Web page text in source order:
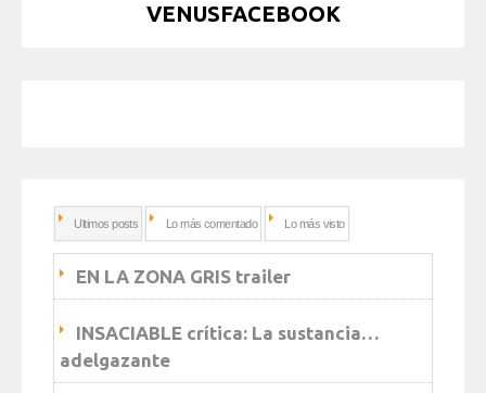
VENUSFACEBOOK
Ultimos posts Lo más comentado Lo más visto
EN LA ZONA GRIS trailer
INSACIABLE crítica: La sustancia…
adelgazante